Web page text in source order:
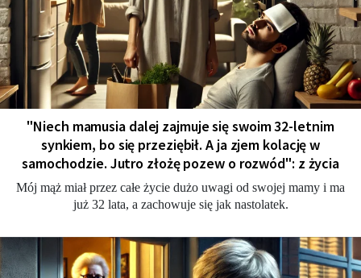
"Niech mamusia dalej zajmuje się swoim 32-letnim
synkiem, bo się przeziębił. A ja zjem kolację w
samochodzie. Jutro złożę pozew o rozwód": z życia
Mój mąż miał przez całe życie dużo uwagi od swojej mamy i ma
już 32 lata, a zachowuje się jak nastolatek.